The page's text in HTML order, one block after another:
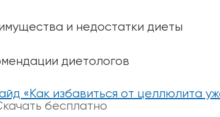
и недостатки диеты
диетологов
«Как избавиться от целлюлита
бесплатно